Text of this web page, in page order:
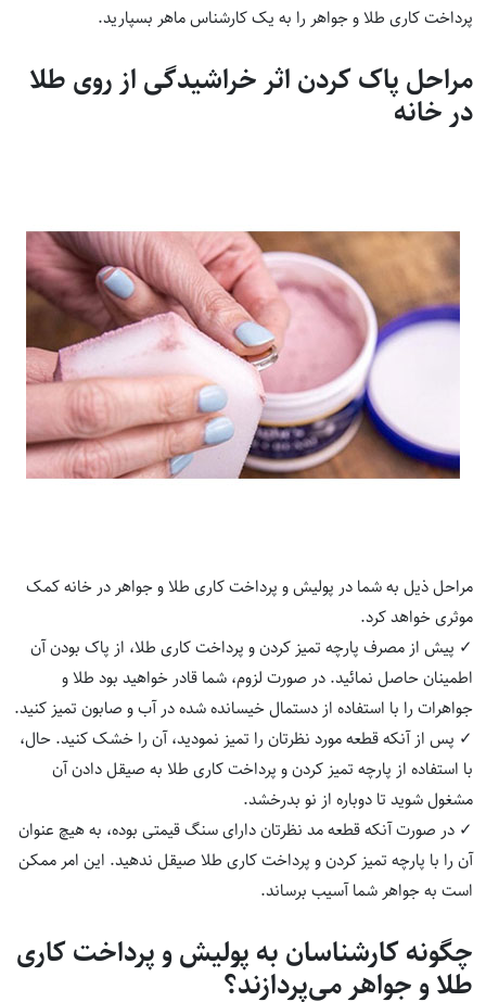
پرداخت کاری طلا و جواهر را به یک کارشناس ماهر بسپارید.
مراحل پاک کردن اثر خراشیدگی از روی طلا
در خانه
مراحل ذیل به شما در پولیش و پرداخت کاری طلا و جواهر در خانه کمک
موثری خواهد کرد.
✓ پیش از مصرف پارچه تمیز کردن و پرداخت کاری طلا، از پاک بودن آن
اطمینان حاصل نمائید. در صورت لزوم، شما قادر خواهید بود طلا و
جواهرات را با استفاده از دستمال خیسانده شده در آب و صابون تمیز کنید.
✓ پس از آنکه قطعه مورد نظرتان را تمیز نمودید، آن را خشک کنید. حال،
با استفاده از پارچه تمیز کردن و پرداخت کاری طلا به صیقل دادن آن
مشغول شوید تا دوباره از نو بدرخشد.
✓ در صورت آنکه قطعه مد نظرتان دارای سنگ قیمتی بوده، به هیچ عنوان
آن را با پارچه تمیز کردن و پرداخت کاری طلا صیقل ندهید. این امر ممکن
است به جواهر شما آسیب برساند.
چگونه کارشناسان به پولیش و پرداخت کاری
طلا و جواهر می‌پردازند؟